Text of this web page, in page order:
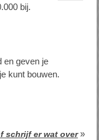
bij.
en geven je
kunt bouwen.
schrijf er wat over»